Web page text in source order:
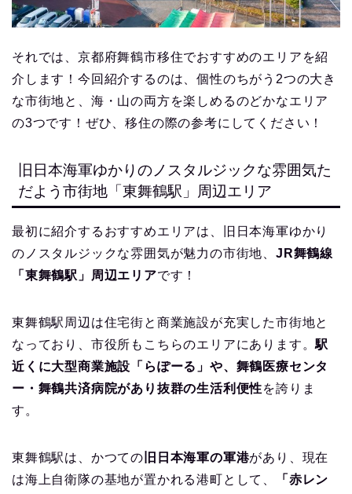
それでは、京都府舞鶴市移住でおすすめのエリアを紹
介します！今回紹介するのは、個性のちがう2つの大き
な市街地と、海・山の両方を楽しめるのどかなエリア
の3つです！ぜひ、移住の際の参考にしてください！
旧日本海軍ゆかりのノスタルジックな雰囲気た
だよう市街地「東舞鶴駅」周辺エリア
最初に紹介するおすすめエリアは、旧日本海軍ゆかり
のノスタルジックな雰囲気が魅力の市街地、 JR舞鶴線
「東舞鶴駅」周辺エリアです！
東舞鶴駅周辺は住宅街と商業施設が充実した市街地と
なっており、市役所もこちらのエリアにあります。駅
近くに大型商業施設「らぽーる」や、舞鶴医療センタ
ー・舞鶴共済病院があり抜群の生活利便性を誇りま
す。
東舞鶴駅は、かつての 旧日本海軍の軍港があり、現在
は海上自衛隊の基地が置かれる港町として、
「赤レン